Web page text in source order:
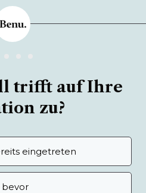
trifft auf Ihre
zu?
eingetreten
bevor